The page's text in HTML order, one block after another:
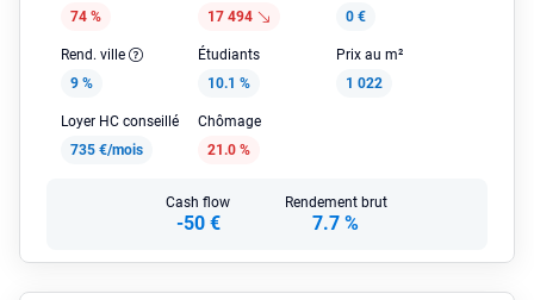
74 %
17 494
0 €
Rend. ville
9 %
Étudiants
10.1 %
Prix au m²
1 022
Loyer HC conseillé
735 €/mois
Chômage
21.0 %
Cash flow
-50 €
Rendement brut
7.7 %